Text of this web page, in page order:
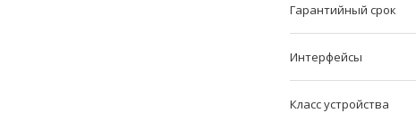
Гарантийный срок
Интерфейсы
Класс устройства